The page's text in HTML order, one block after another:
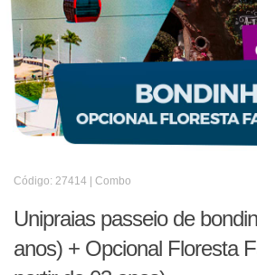
Código: 27414 | Combo
Unipraias passeio de
anos) + Opcional Floresta